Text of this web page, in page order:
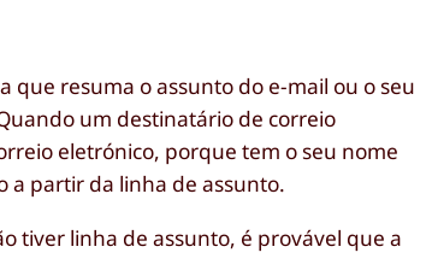
que resuma o assunto do e-mail ou o seu
um destinatário de correio
eletrónico, porque tem o seu nome
a partir da linha de assunto.
tiver linha de assunto, é provável que a